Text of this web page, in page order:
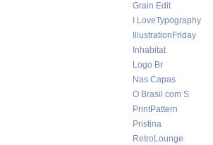
Grain Edit
I LoveTypography
IllustrationFriday
Inhabitat
Logo Br
Nas Capas
O Brasil com S
PrintPattern
Pristina
RetroLounge